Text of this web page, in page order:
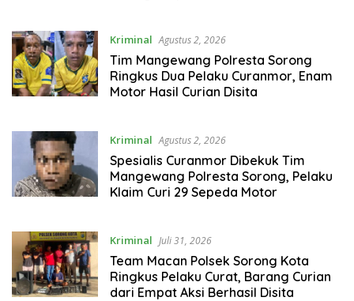
Kriminal Agustus 2, 2026
Tim Mangewang Polresta Sorong
Ringkus Dua Pelaku Curanmor, Enam
Motor Hasil Curian Disita
Kriminal Agustus 2, 2026
Spesialis Curanmor Dibekuk Tim
Mangewang Polresta Sorong, Pelaku
Klaim Curi 29 Sepeda Motor
Kriminal Juli 31, 2026
Team Macan Polsek Sorong Kota
Ringkus Pelaku Curat, Barang Curian
dari Empat Aksi Berhasil Disita